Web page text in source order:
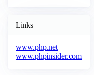
Links
www.php.net
www.phpinsider.com